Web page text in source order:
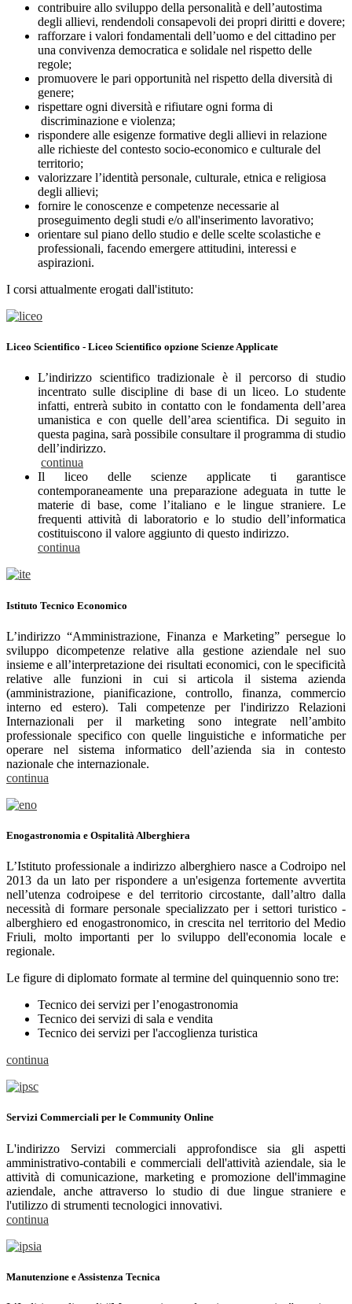
contribuire allo sviluppo della personalità e dell’autostima
degli allievi, rendendoli consapevoli dei propri diritti e dovere;
rafforzare i valori fondamentali dell’uomo e del cittadino per
una convivenza democratica e solidale nel rispetto delle
regole;
promuovere le pari opportunità nel rispetto della diversità di
genere;
rispettare ogni diversità e rifiutare ogni forma di
discriminazione e violenza;
rispondere alle esigenze formative degli allievi in relazione
alle richieste del contesto socio-economico e culturale del
territorio;
valorizzare l’identità personale, culturale, etnica e religiosa
degli allievi;
fornire le conoscenze e competenze necessarie al
proseguimento degli studi e/o all'inserimento lavorativo;
orientare sul piano dello studio e delle scelte scolastiche e
professionali, facendo emergere attitudini, interessi e
aspirazioni.
I corsi attualmente erogati dall'istituto:
Liceo Scientifico - Liceo Scientifico opzione Scienze Applicate
L’indirizzo scientifico tradizionale è il percorso di studio
incentrato sulle discipline di base di un liceo. Lo studente
infatti, entrerà subito in contatto con le fondamenta dell’area
umanistica e con quelle dell’area scientifica. Di seguito in
questa pagina, sarà possibile consultare il programma di studio
dell’indirizzo.
continua
Il liceo delle scienze applicate ti garantisce
contemporaneamente una preparazione adeguata in tutte le
materie di base, come l’italiano e le lingue straniere. Le
frequenti attività di laboratorio e lo studio dell’informatica
costituiscono il valore aggiunto di questo indirizzo.
continua
Istituto Tecnico Economico
L’indirizzo “Amministrazione, Finanza e Marketing” persegue lo
sviluppo dicompetenze relative alla gestione aziendale nel suo
insieme e all’interpretazione dei risultati economici, con le specificità
relative alle funzioni in cui si articola il sistema azienda
(amministrazione, pianificazione, controllo, finanza, commercio
interno ed estero). Tali competenze per l'indirizzo Relazioni
Internazionali per il marketing sono integrate nell’ambito
professionale specifico con quelle linguistiche e informatiche per
operare nel sistema informatico dell’azienda sia in contesto
nazionale che internazionale.
continua
Enogastronomia e Ospitalità Alberghiera
L’Istituto professionale a indirizzo alberghiero nasce a Codroipo nel
2013 da un lato per rispondere a un'esigenza fortemente avvertita
nell’utenza codroipese e del territorio circostante, dall’altro dalla
necessità di formare personale specializzato per i settori turistico -
alberghiero ed enogastronomico, in crescita nel territorio del Medio
Friuli, molto importanti per lo sviluppo dell'economia locale e
regionale.
Le figure di diplomato formate al termine del quinquennio sono tre:
Tecnico dei servizi per l’enogastronomia
Tecnico dei servizi di sala e vendita
Tecnico dei servizi per l'accoglienza turistica
continua
Servizi Commerciali per le Community Online
L'indirizzo Servizi commerciali approfondisce sia gli aspetti
amministrativo-contabili e commerciali dell'attività aziendale, sia le
attività di comunicazione, marketing e promozione dell'immagine
aziendale, anche attraverso lo studio di due lingue straniere e
l'utilizzo di strumenti tecnologici innovativi.
continua
Manutenzione e Assistenza Tecnica